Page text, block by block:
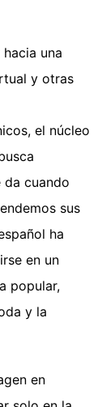
una
y otras
el núcleo
da cuando
sus
ha
en un
popular,
y la
en